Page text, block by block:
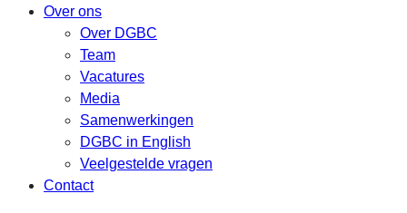
Over ons
Over DGBC
Team
Vacatures
Media
Samenwerkingen
DGBC in English
Veelgestelde vragen
Contact